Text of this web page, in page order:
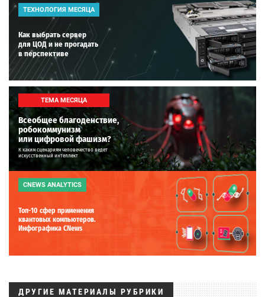
ТЕХНОЛОГИЯ МЕСЯЦА
Как выбрать сервер
для ЦОД и не прогадать
в перспективе
ТЕМА МЕСЯЦА
Всеобщее благоденствие,
робокоммунизм
или цифровой фашизм?
К каким сценариям человечество ведет
искусственный интеллект
CNEWS ANALYTICS
Топ-10 сфер применения
квантовых компьютеров.
Инфографика CNews
ДРУГИЕ МАТЕРИАЛЫ РУБРИКИ